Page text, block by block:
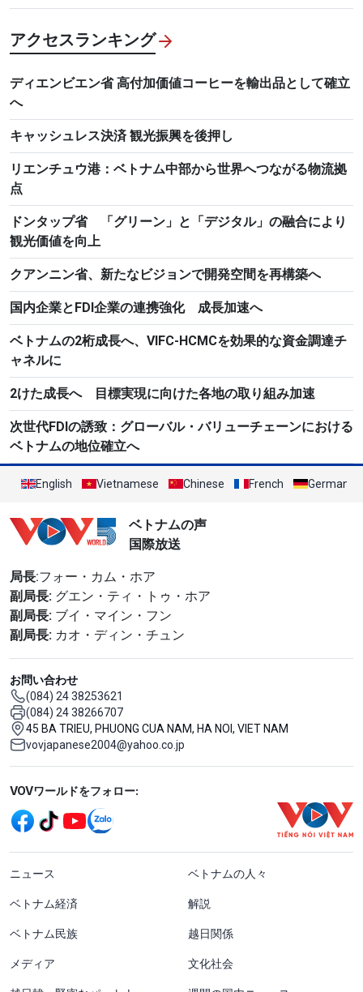
アクセスランキング
ディエンビエン省 高付加価値コーヒーを輸出品として確立
へ
キャッシュレス決済 観光振興を後押し
リエンチュウ港：ベトナム中部から世界へつながる物流拠
点
ドンタップ省 「グリーン」と「デジタル」の融合により
観光価値を向上
クアンニン省、新たなビジョンで開発空間を再構築へ
国内企業とFDI企業の連携強化 成長加速へ
ベトナムの2桁成長へ、VIFC-HCMCを効果的な資金調達チ
ャネルに
2けた成長へ 目標実現に向けた各地の取り組み加速
次世代FDIの誘致：グローバル・バリューチェーンにおける
ベトナムの地位確立へ
English Vietnamese Chinese French German
ベトナムの声
国際放送
局長:フォー・カム・ホア
副局長: グエン・ティ・トゥ・ホア
副局長: ブイ・マイン・フン
副局長: カオ・ディン・チュン
お問い合わせ
(084) 24 38253621
(084) 24 38266707
45 BA TRIEU, PHUONG CUA NAM, HA NOI, VIET NAM
vovjapanese2004@yahoo.co.jp
Mạng xã hội
VOVワールドをフォロー:
menu footer tiếng Nhật
ニュース ベトナムの人々
ベトナム経済 解説
ベトナム民族 越日関係
メディア 文化社会